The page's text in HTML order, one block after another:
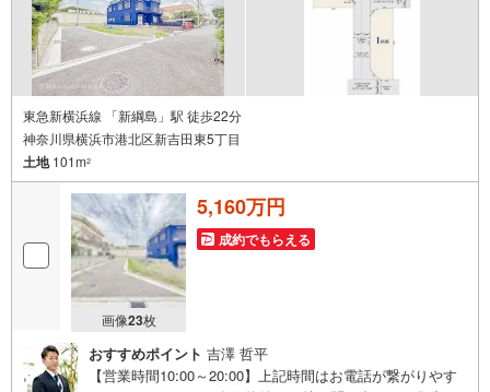
東急新横浜線 「新綱島」駅 徒歩22分
神奈川県横浜市港北区新吉田東5丁目
土地101m2
画像23枚
5,160万円
成約でもらえる
おすすめポイント 吉澤 哲平
【営業時間10:00～20:00】上記時間はお電話が繋がりやす